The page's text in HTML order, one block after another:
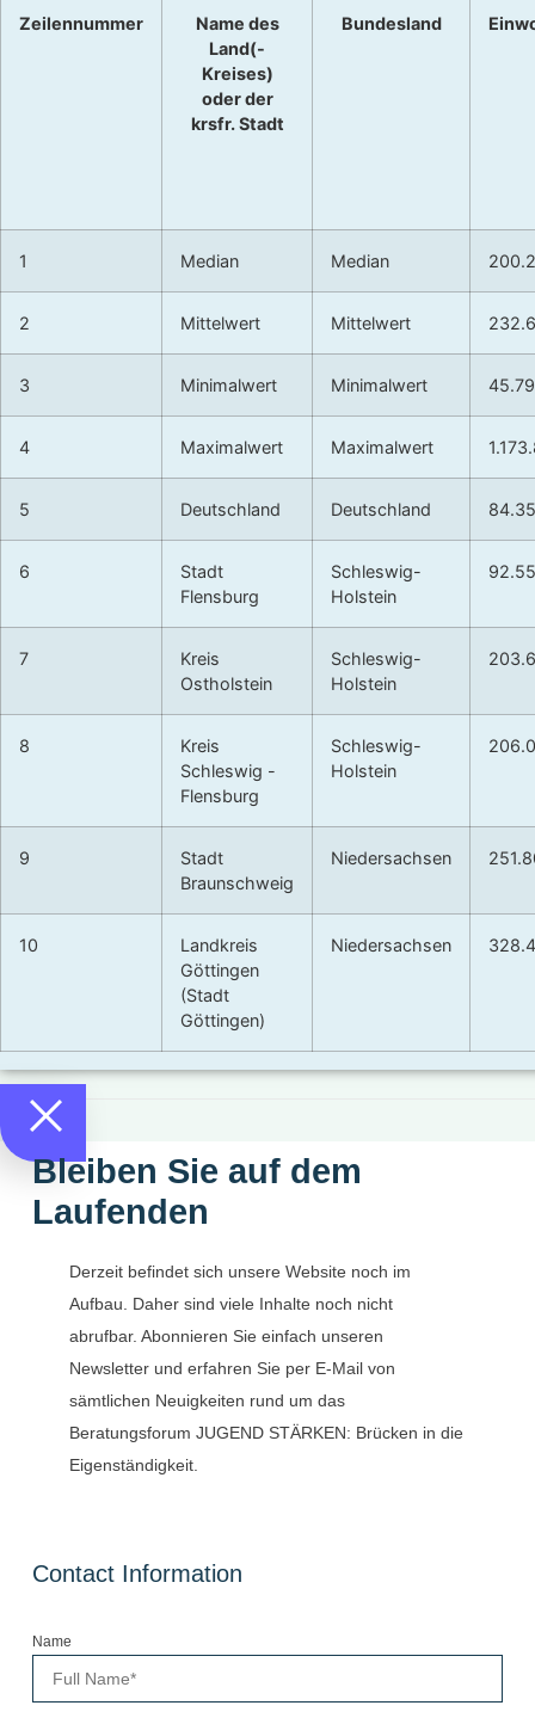
Zeilennummer
Name des
Land(-
Kreises)
oder der
krsfr. Stadt
Bundesland
1 Median Median
2 Mittelwert Mittelwert
3 Minimalwert Minimalwert
4 Maximalwert Maximalwert
5 Deutschland Deutschland
6
Stadt
Flensburg
Schleswig-
Holstein
7
Kreis
Ostholstein
Schleswig-
Holstein
8
Kreis
Schleswig -
Flensburg
Schleswig-
Holstein
9
Stadt
Braunschweig
Niedersachsen
10
Landkreis
Göttingen
(Stadt
Göttingen)
Niedersachsen
Bleiben Sie auf dem
Laufenden
Derzeit befindet sich unsere Website noch im
Aufbau. Daher sind viele Inhalte noch nicht
abrufbar. Abonnieren Sie einfach unseren
Newsletter und erfahren Sie per E-Mail von
sämtlichen Neuigkeiten rund um das
Beratungsforum JUGEND STÄRKEN: Brücken in die
Eigenständigkeit.
Contact Information
Name